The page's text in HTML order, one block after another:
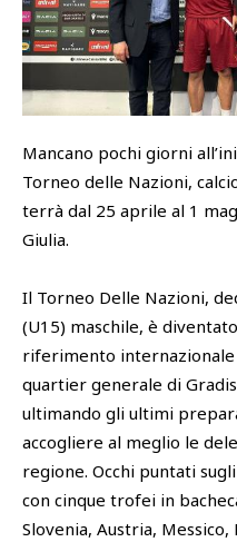
Mancano pochi giorni
Torneo delle Nazioni,
terrà dal 25 aprile al 1
Giulia.
Il Torneo Delle Nazioni,
(U15) maschile, è
riferimento
quartier generale di
ultimando gli ultimi
accogliere al meglio le
regione. Occhi puntati
con cinque trofei in
Slovenia, Austria,